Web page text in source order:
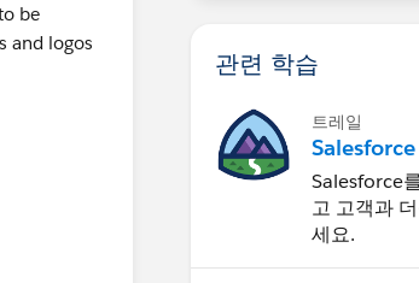
be
and logos
관련 학습
트레일
Salesforce
고 고객과
세요.